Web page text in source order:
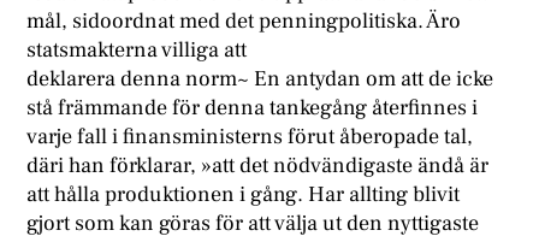
mål, sidoordnat med det penningpolitiska. Äro
statsmakterna villiga att
deklarera denna norm~ En antydan om att de icke
stå främmande för denna tankegång återfinnes i
varje fall i finansministerns förut åberopade tal,
däri han förklarar, »att det nödvändigaste ändå är
att hålla produktionen i gång. Har allting blivit
gjort som kan göras för att välja ut den nyttigaste